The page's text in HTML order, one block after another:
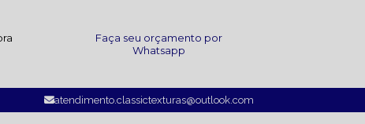
Faça seu orçamento por
Whatsapp
atendimento.classictexturas@outlook.com